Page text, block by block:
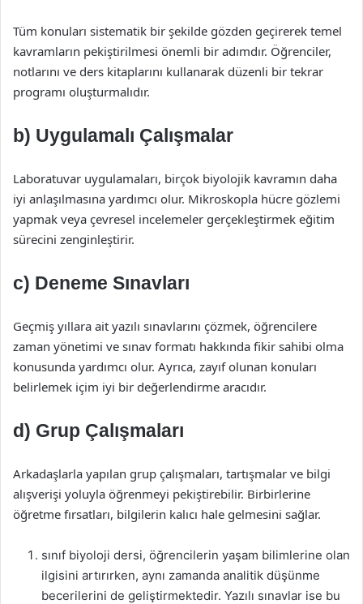
Tüm konuları sistematik bir şekilde gözden geçirerek temel
kavramların pekiştirilmesi önemli bir adımdır. Öğrenciler,
notlarını ve ders kitaplarını kullanarak düzenli bir tekrar
programı oluşturmalıdır.
b) Uygulamalı Çalışmalar
Laboratuvar uygulamaları, birçok biyolojik kavramın daha
iyi anlaşılmasına yardımcı olur. Mikroskopla hücre gözlemi
yapmak veya çevresel incelemeler gerçekleştirmek eğitim
sürecini zenginleştirir.
c) Deneme Sınavları
Geçmiş yıllara ait yazılı sınavlarını çözmek, öğrencilere
zaman yönetimi ve sınav formatı hakkında fikir sahibi olma
konusunda yardımcı olur. Ayrıca, zayıf olunan konuları
belirlemek içim iyi bir değerlendirme aracıdır.
d) Grup Çalışmaları
Arkadaşlarla yapılan grup çalışmaları, tartışmalar ve bilgi
alışverişi yoluyla öğrenmeyi pekiştirebilir. Birbirlerine
öğretme fırsatları, bilgilerin kalıcı hale gelmesini sağlar.
sınıf biyoloji dersi, öğrencilerin yaşam bilimlerine olan
ilgisini artırırken, aynı zamanda analitik düşünme
becerilerini de geliştirmektedir. Yazılı sınavlar ise bu